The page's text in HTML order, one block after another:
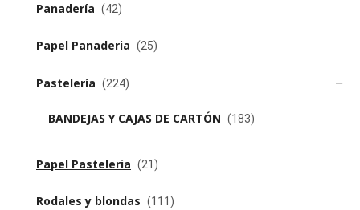
Panadería (42)
Papel Panaderia (25)
Pastelería (224)
BANDEJAS Y CAJAS DE CARTÓN (183)
Papel Pasteleria (21)
Rodales y blondas (111)